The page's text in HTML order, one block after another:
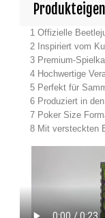
Offizielle
Inspiriert vom
Premium-
Hochwertige
Perfekt für
Produziert in
Poker Size
Mit versteckten